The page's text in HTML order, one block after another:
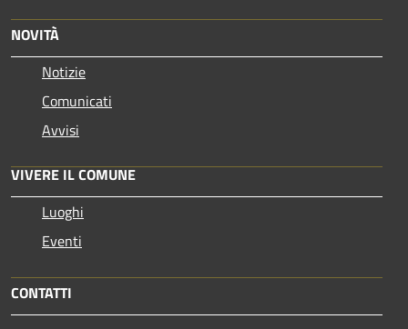
NOVITÀ
Notizie
Comunicati
Avvisi
VIVERE IL COMUNE
Luoghi
Eventi
CONTATTI